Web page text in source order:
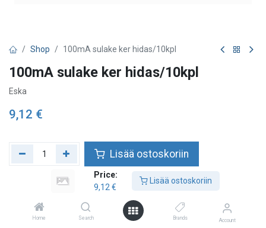
Price:
9,12 €
Lisää ostoskoriin
Home Search Brands Account
Shop 100mA sulake ker hidas/10kpl
100mA sulake ker hidas/10kpl
Eska
9,12 €
Lisää ostoskoriin
Lisää toivelistalle